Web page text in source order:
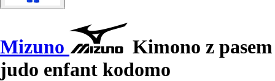
Mizuno
Kimono z pasem
judo enfant kodomo